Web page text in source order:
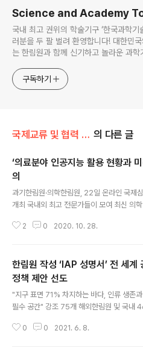
Science and Academy
국내 최고 권위의 학술기구 ‘한국과학기
러분을 두 팔 벌려 환영합니다! 대한민
는 한림원과 함께 신기하고 놀라운 과학
구독하기
국제교류 및 협력 증진/국제심포지엄 의 다른 글
‘의료분야 인공지능 활용 현황과
의
과기한림원·의학한림원, 22일 온라인 국제
개최 국내외 최고 전문가들이 모여 최신 의
코로나바이러스 감염증(코로나19) 사태가 지
중심이었던 의료시장의 패러다임이 인공지
를 중심으로 재구성되는 상황이다. 인공지능
야 활용과 도입 경쟁이 치열해지는 가운데
학 분야 최고 전문가들이 한자리에 모여 인공
이터를 활용한 의료기술의 발전현황과 전망
리가 마련됐다. 한국과학기술한림원(원장 한
2 0 2020. 10. 28.
한림원 작성 ‘IAP 성명서’ 전 세계
정책 제안 선도
"지구 표면 71% 차지하는 바다, 인류 생존
필수 공간" 강조 75개 해외한림원 및 국내
련 촉구 우리나라 과학기술 석학들이 바다의
0 0 2021. 6. 8.